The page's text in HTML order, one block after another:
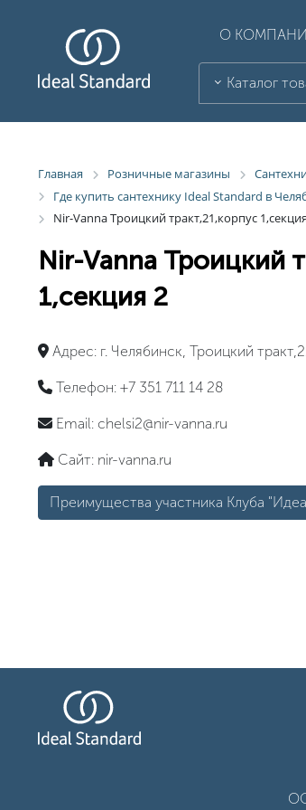
О
Каталог
Главная Розничные магазины
Где купить сантехнику Ideal Standard в
Nir-Vanna Троицкий тракт,21,корпус
Nir-Vanna Троицкий
1,секция 2
Адрес: г. Челябинск, Троицкий
Телефон: +7 351 711 14 28
Email: chelsi2@nir-vanna.ru
Сайт: nir-vanna.ru
Преимущества участника Клуба